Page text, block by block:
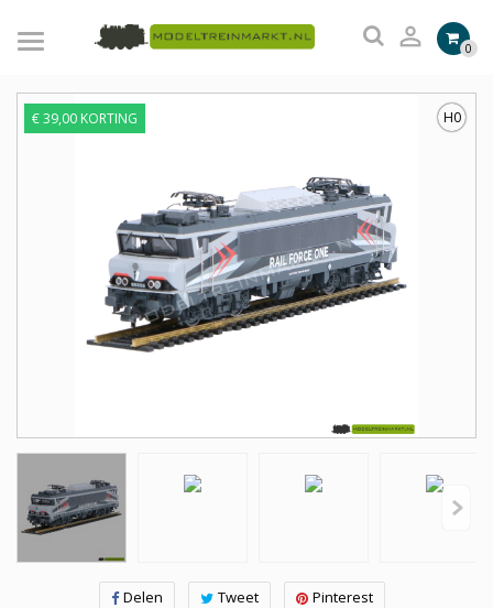
 0
H0
€ 39,00 KORTING
Delen Tweet Pinterest